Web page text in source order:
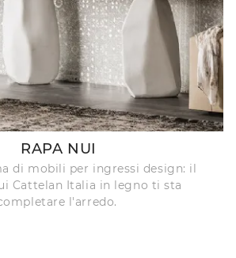
RAPA NUI
di mobili per ingressi design: il
Cattelan Italia in legno ti sta
l'arredo.